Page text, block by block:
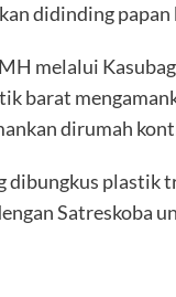
didinding
melalui
barat
dirumah
dibungkus plastik
Satreskoba